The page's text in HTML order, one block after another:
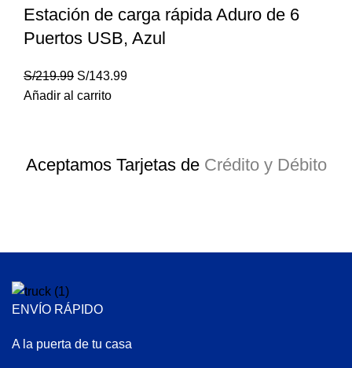
Estación de carga rápida Aduro de 6
Puertos USB, Azul
S/219.99 S/143.99
Añadir al carrito
Aceptamos Tarjetas de Crédito y Débito
ENVÍO RÁPIDO
A la puerta de tu casa